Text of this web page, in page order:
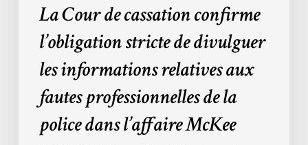
police
dans
McKee
La Cour de cassation confirme
l’obligation stricte de divulguer
les informations relatives aux
fautes professionnelles de la
police dans l’affaire McKee